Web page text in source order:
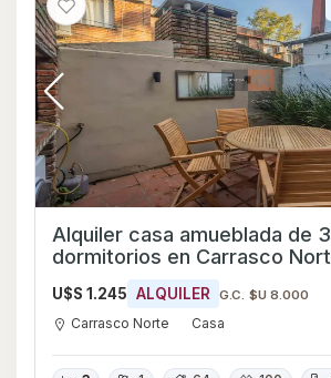
Alquiler casa amueblada de 3
dormitorios en Carrasco
U$S 1.245 ALQUILER G.C. $U 8.000
Carrasco Norte Casa